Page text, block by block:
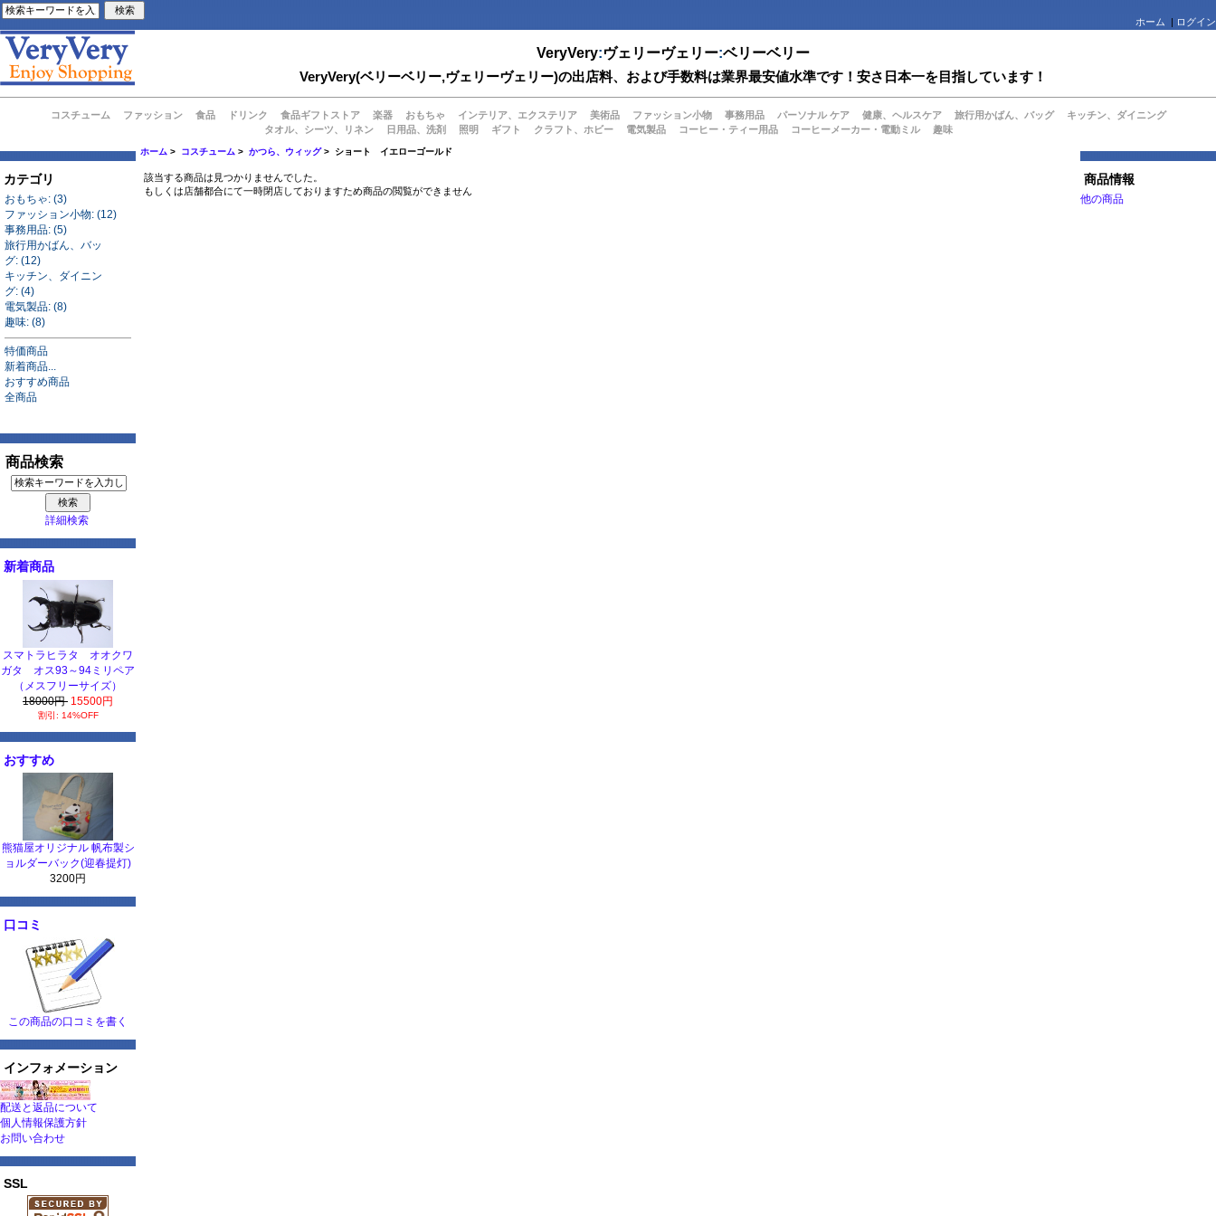
ホーム | ログイン
VeryVery:ヴェリーヴェリー:ベリーベリー
VeryVery(ベリーベリー,ヴェリーヴェリー)の出店料、および手数料は業界最安値水準です！安さ日本一を目指しています！
コスチューム ファッション 食品 ドリンク 食品ギフトストア 楽器 おもちゃ インテリア、エクステリア 美術品 ファッション小物 事務用品 パーソナル ケア 健康、ヘルスケア 旅行用かばん、バッグ
キッチン、ダイニング
タオル、シーツ、リネン
日用品、洗剤 照明 ギフト クラフト、ホビー 電気製品 コーヒー・ティー用品 コーヒーメーカー・電動ミル 趣味
カテゴリ
おもちゃ: (3)
ファッション小物: (12)
事務用品: (5)
旅行用かばん、バッ
グ: (12)
キッチン、ダイニン
グ: (4)
電気製品: (8)
趣味: (8)
特価商品
新着商品...
おすすめ商品
全商品
商品検索
詳細検索
新着商品
スマトラヒラタ オオクワ
ガタ オス93～94ミリペア
（メスフリーサイズ）
18000円 15500円
割引: 14%OFF
おすすめ
熊猫屋オリジナル 帆布製シ
ョルダーバック(迎春提灯)
3200円
口コミ
この商品の口コミを書く
インフォメーション
配送と返品について
個人情報保護方針
お問い合わせ
SSL
ホーム > コスチューム >かつら、ウィッグ> ショート イエローゴールド
該当する商品は見つかりませんでした。
もしくは店舗都合にて一時閉店しておりますため商品の閲覧ができません
商品情報
他の商品